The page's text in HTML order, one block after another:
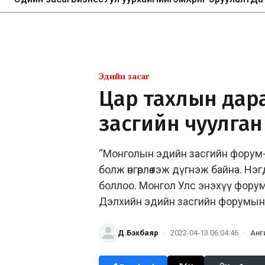
Эдийн засаг
Цар тахлын
засгийн чуулган
“Монголын эдийн засгийн
болж өнгөрлөө гэж дүгнэж байна.
боллоо. Монгол Улс энэхүү
Дэлхийн эдийн засгийн
Д.Бэхбаяр · 2022-04-13 06:04:46 ·